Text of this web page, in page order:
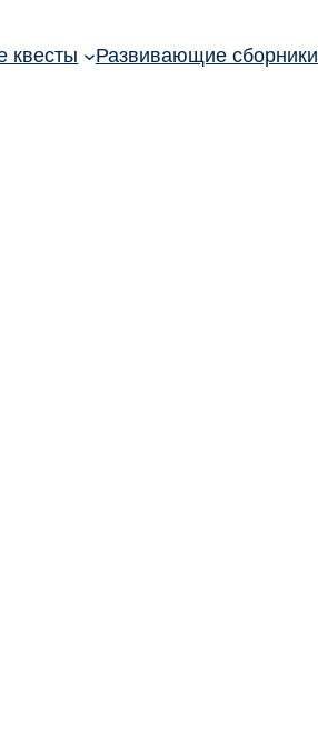
квесты Развивающие сборники